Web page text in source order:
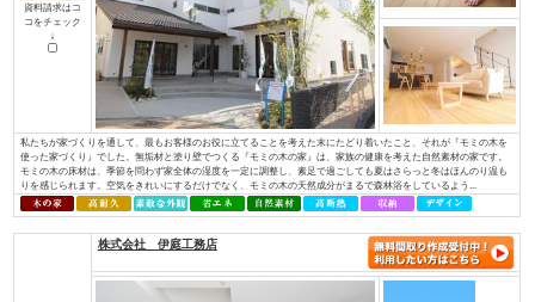
資料請求はコ
コをチェック
ブリリアントホーム/株式会社リビングライフ